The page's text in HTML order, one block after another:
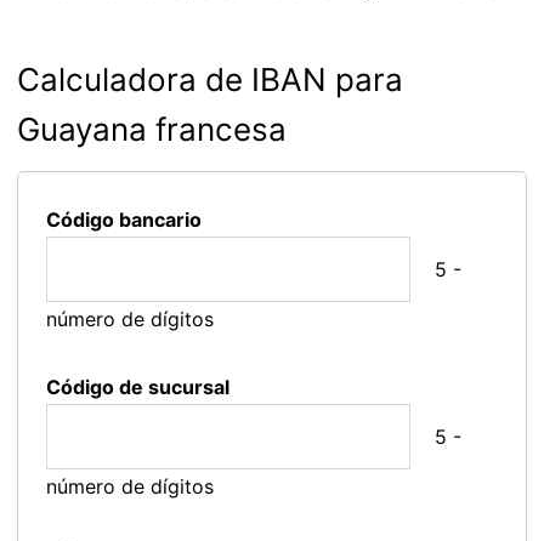
Calculadora de IBAN para
Guayana francesa
Código bancario
5 -
número de dígitos
Código de sucursal
5 -
número de dígitos